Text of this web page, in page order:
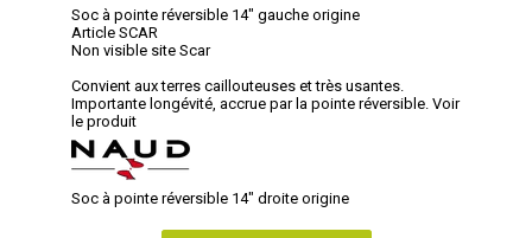
Soc à pointe réversible 14" gauche origine
Article SCAR
Non visible site Scar
Convient aux terres caillouteuses et très usantes.
Importante longévité, accrue par la pointe réversible. Voir
le produit
Soc à pointe réversible 14" droite origine